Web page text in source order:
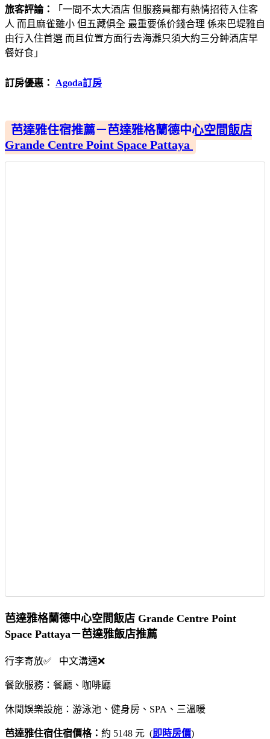
旅客評論：
「一間不太大酒店 但服務員都有熱情招待入住客
人 而且麻雀雖小 但五藏俱全 最重要係价錢合理 係來巴堤雅自
由行入住首選 而且位置方面行去海灘只須大約三分鈡酒店早
餐好食」
訂房優惠： Agoda訂房
芭達雅住宿推薦－芭達雅格蘭德中心空間飯店
Grande Centre Point Space Pattaya
芭達雅格蘭德中心空間飯店 Grande Centre Point
Space Pattaya－芭達雅飯店推薦
行李寄放✅ 中文溝通❌
餐飲服務：餐廳、咖啡廳
休閒娛樂設施：游泳池、健身房、SPA、三溫暖
芭達雅住宿住宿價格： 約 5148 元 (即時房價)